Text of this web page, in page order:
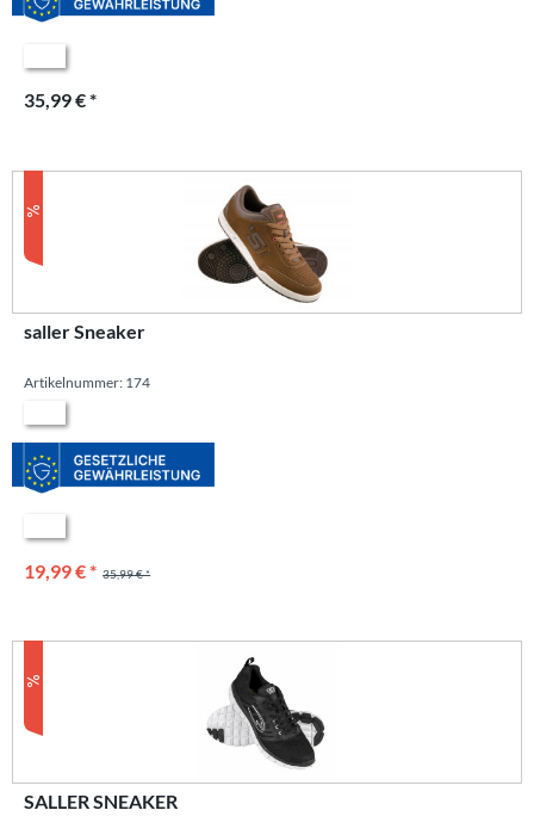
35,99 € *
saller Sneaker
Artikelnummer: 174
35,99 € *
19,99 € *
SALLER SNEAKER